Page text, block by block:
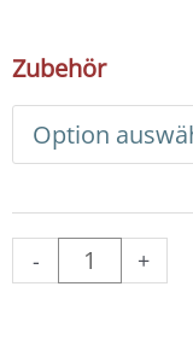
Zubehör
-
DIY
Armband
Basic
Set
Crystal
6
mm
(Dark
+